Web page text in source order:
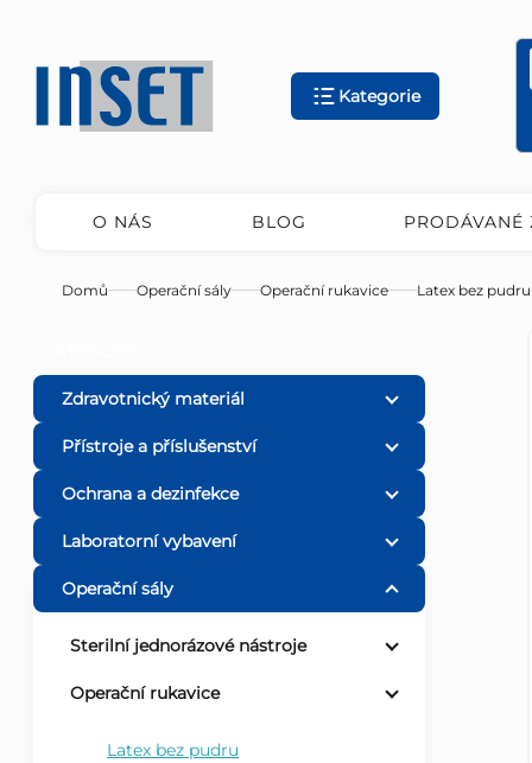
obsah
Kategorie
O NÁS BLOG PRODÁVANÉ
Domů Operační sály Operační rukavice Latex bez pudru
o
s
t
r
Zdravotnický materiál
Přístroje a příslušenství
Ochrana a dezinfekce
Laboratorní vybavení
Operační sály
Sterilní jednorázové nástroje
Operační rukavice
Latex bez pudru